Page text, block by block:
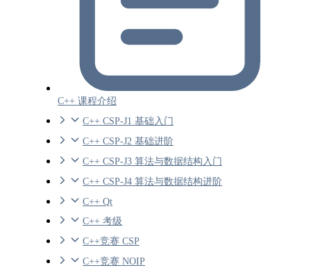
C++ 课程介绍
C++ CSP-J1 基础入门
C++ CSP-J2 基础进阶
C++ CSP-J3 算法与数据结构入门
C++ CSP-J4 算法与数据结构进阶
C++ Qt
C++ 考级
C++竞赛 CSP
C++竞赛 NOIP